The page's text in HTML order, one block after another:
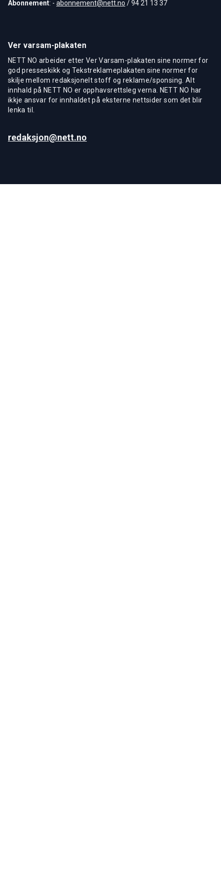
Abonnement: - abonnement@nett.no / 94 21 13 37
Ver varsam-plakaten
NETT NO arbeider etter Ver Varsam-plakaten sine normer for
god presseskikk og Tekstreklameplakaten sine normer for
skilje mellom redaksjonelt stoff og reklame/sponsing. Alt
innhald på NETT NO er opphavsrettsleg verna. NETT NO har
ikkje ansvar for innhaldet på eksterne nettsider som det blir
lenka til.
redaksjon@nett.no